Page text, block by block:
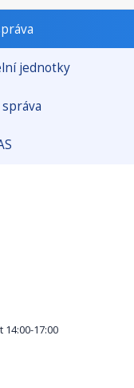
jednotky
14:00-17:00